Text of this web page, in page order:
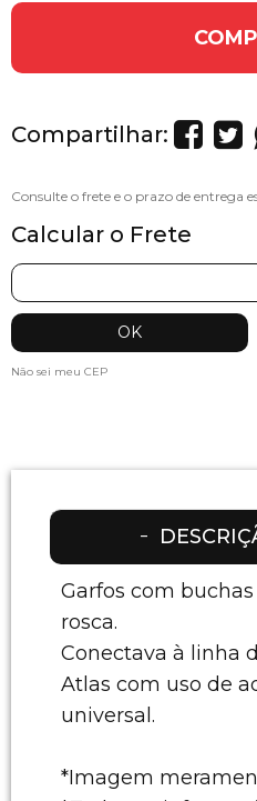
Compartilhar:
Calcular o Frete
Não sei meu CEP
Garfos com
rosca.
Conectava à linha
Atlas com uso de
universal.
*Imagem